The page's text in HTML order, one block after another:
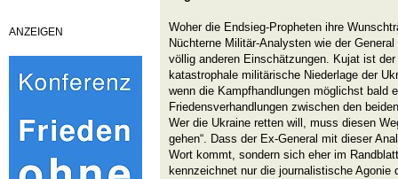
ANZEIGEN
Woher die Endsieg-Propheten ihre
Nüchterne Militär-Analysten wie der
völlig anderen Einschätzungen. Kujat ist
katastrophale militärische Niederlage der
wenn die Kampfhandlungen möglichst bald
Friedensverhandlungen zwischen den
Wer die Ukraine retten will, muss diesen
gehen“. Dass der Ex-General mit dieser
Wort kommt, sondern sich eher im
kennzeichnet nur die journalistische Agonie